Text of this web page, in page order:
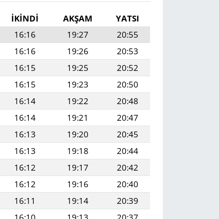
İKINDI AKŞAM
YATSI
16:16
19:27
20:55
16:16
19:26
20:53
16:15
19:25
20:52
16:15
19:23
20:50
16:14
19:22
20:48
16:14
19:21
20:47
16:13
19:20
20:45
16:13
19:18
20:44
16:12
19:17
20:42
16:12
19:16
20:40
16:11
19:14
20:39